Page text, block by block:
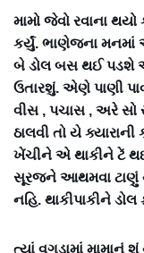
મામો જેવો રવાના
કર્યું. ભાણેજના મનમાં
બે ડોલ બસ થઈ પડશે
ઉતારશું. એણે પાણી
વીસ , પચાસ , અરે સો
ઠાલવી તો યે
ખેંચીને એ થાકીને ટેં
સૂરજને આથમવા ટાણું
નહિ. થાકીપાકીને
ત્યાં વગડામાં